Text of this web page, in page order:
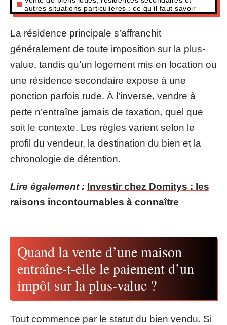
autres situations particulières : ce qu’il faut savoir
La résidence principale s’affranchit
généralement de toute imposition sur la plus-
value, tandis qu’un logement mis en location ou
une résidence secondaire expose à une
ponction parfois rude. À l’inverse, vendre à
perte n’entraîne jamais de taxation, quel que
soit le contexte. Les règles varient selon le
profil du vendeur, la destination du bien et la
chronologie de détention.
Lire également : Investir chez Domitys : les
raisons incontournables à connaître
Quand la vente d’une maison
entraîne-t-elle le paiement d’un
impôt sur la plus-value ?
Tout commence par le statut du bien vendu. Si